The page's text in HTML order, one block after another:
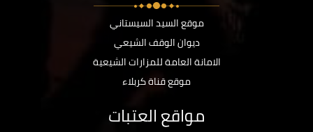
موقع السيد السيستاني
ديوان الوقف الشيعي
الامانة العامة للمزارات الشيعية
موقع قناة كربلاء
مواقع العتبات